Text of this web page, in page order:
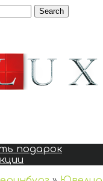
Search
подарок